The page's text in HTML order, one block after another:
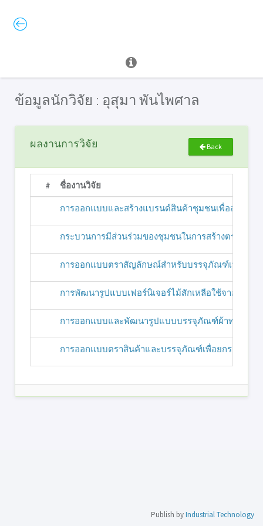
ข้อมูลนักวิจัย : อุสุมา พันไพศาล
ผลงานการวิจัย Back
# ชื่องานวิจัย
การออกแบบและสร้างแบรนด์สินค้าชุมชนเพื่อส่งเสริม
กระบวนการมีส่วนร่วมของชุมชนในการสร้างตราสิ
การออกแบบตราสัญลักษณ์สำหรับบรรจุภัณฑ์เพื่อส่งเ
การพัฒนารูปแบบเฟอร์นิเจอร์ไม้สักเหลือใช้จากกระ
การออกแบบและพัฒนารูปแบบบรรจุภัณฑ์ผ้าทอพื้นเมื
การออกแบบตราสินค้าและบรรจุภัณฑ์เพื่อยกระดับผ
Publish byIndustrial Technology